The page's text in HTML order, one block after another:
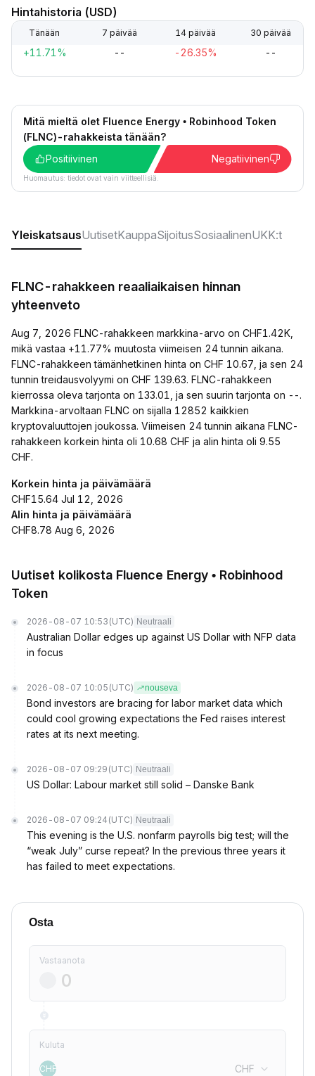
Hintahistoria (USD)
Tänään 7 päivää 14 päivää 30 päivää
+11.71% -- -26.35% --
Mitä mieltä olet Fluence Energy • Robinhood Token
(FLNC)-rahakkeista tänään?
Positiivinen
Negatiivinen
Huomautus: tiedot ovat vain viitteellisiä.
YleiskatsausUutisetKauppaSijoitusSosiaalinenUKK:t
FLNC-rahakkeen reaaliaikaisen hinnan
yhteenveto
Aug 7, 2026 FLNC-rahakkeen markkina-arvo on CHF1.42K,
mikä vastaa +11.77% muutosta viimeisen 24 tunnin aikana.
FLNC-rahakkeen tämänhetkinen hinta on CHF 10.67, ja sen 24
tunnin treidausvolyymi on CHF 139.63. FLNC-rahakkeen
kierrossa oleva tarjonta on 133.01, ja sen suurin tarjonta on --.
Markkina-arvoltaan FLNC on sijalla 12852 kaikkien
kryptovaluuttojen joukossa. Viimeisen 24 tunnin aikana FLNC-
rahakkeen korkein hinta oli 10.68 CHF ja alin hinta oli 9.55
CHF.
Korkein hinta ja päivämäärä
CHF15.64 Jul 12, 2026
Alin hinta ja päivämäärä
CHF8.78 Aug 6, 2026
Uutiset kolikosta Fluence Energy • Robinhood
Token
2026-08-07 10:53 (UTC) Neutraali
Australian Dollar edges up against US Dollar with NFP data
in focus
2026-08-07 10:05 (UTC) nouseva
Bond investors are bracing for labor market data which
could cool growing expectations the Fed raises interest
rates at its next meeting.
2026-08-07 09:29 (UTC) Neutraali
US Dollar: Labour market still solid – Danske Bank
2026-08-07 09:24 (UTC) Neutraali
This evening is the U.S. nonfarm payrolls big test; will the
“weak July” curse repeat? In the previous three years it
has failed to meet expectations.
Osta
Vastaanota
Kuluta
CHF CHF